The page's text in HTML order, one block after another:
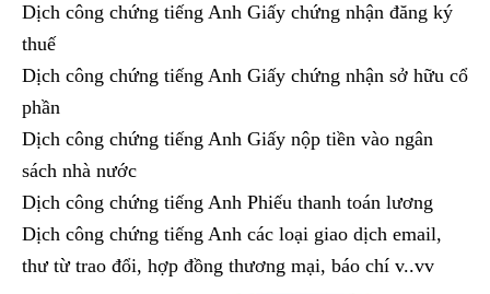
Dịch công chứng tiếng Anh Giấy chứng nhận đăng ký
thuế
Dịch công chứng tiếng Anh Giấy chứng nhận sở hữu cổ
phần
Dịch công chứng tiếng Anh Giấy nộp tiền vào ngân
sách nhà nước
Dịch công chứng tiếng Anh Phiếu thanh toán lương
Dịch công chứng tiếng Anh các loại giao dịch email,
thư từ trao đổi, hợp đồng thương mại, báo chí v..vv